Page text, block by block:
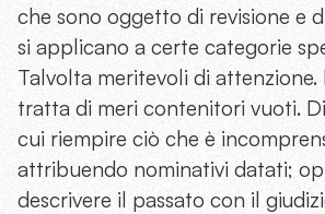
che sono oggetto di revisione e
si applicano a certe categorie
Talvolta meritevoli di attenzione.
tratta di meri contenitori vuoti.
cui riempire ciò che è
attribuendo nominativi datati;
descrivere il passato con il